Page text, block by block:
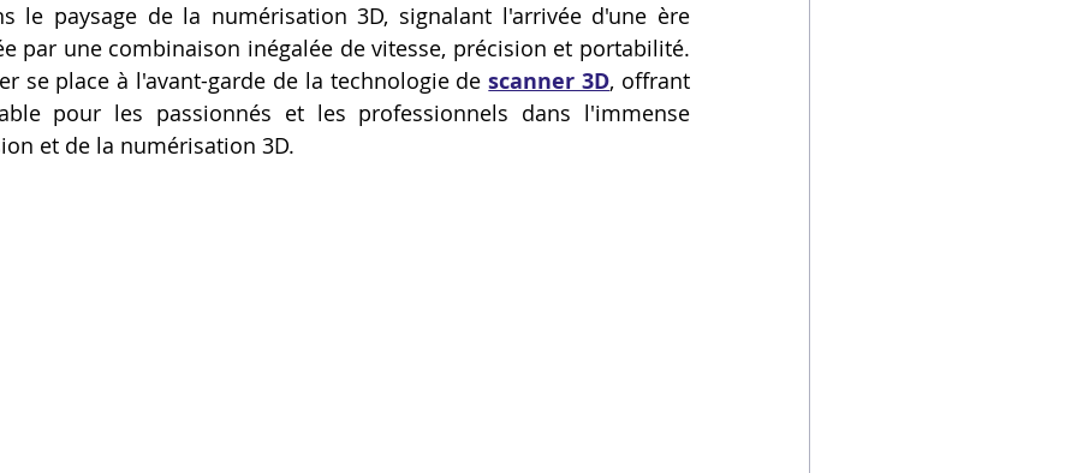
piece en 3D Formation 3D en ligne. Formation 3D CPF CREALITY,
Pro Filament PLA Service administratif en ligne
le paysage de la numérisation 3D, signalant l'arrivée d'une ère
par une combinaison inégalée de vitesse, précision et portabilité.
se place à l'avant-garde de la technologie de scanner 3D, offrant
pour les passionnés et les professionnels dans l'immense
et de la numérisation 3D.